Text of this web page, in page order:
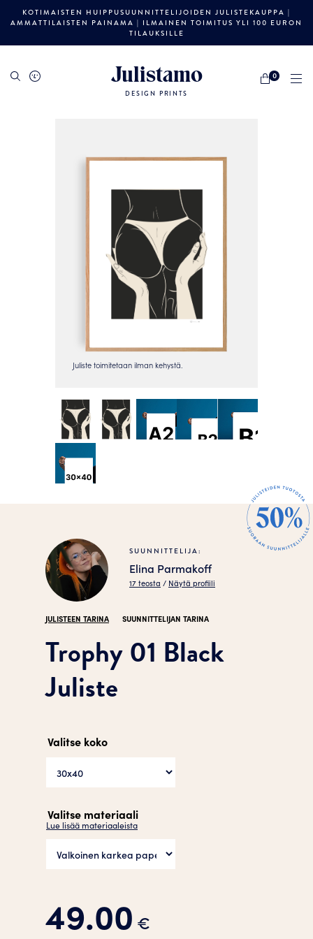
KOTIMAISTEN HUIPPUSUUNNITTELIJOIDEN JULISTEKAUPPA |
AMMATTILAISTEN PAINAMA | ILMAINEN TOIMITUS YLI 100 EURON
TILAUKSILLE
Julistamo
DESIGN PRINTS
0
SUUNNITTELIJA:
Elina Parmakoff
17 teosta / Näytä profiili
JULISTEEN TARINA SUUNNITTELIJAN TARINA
Trophy 01 Black
Juliste
Valitse koko
Valitse materiaali
Lue lisää materiaaleista
49.00 €